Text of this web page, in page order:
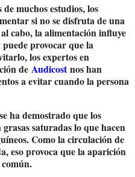
muchos estudios, los
si no se disfruta de una
cabo, la alimentación influye
provocar que la
los expertos en
de Audicost nos han
a evitar cuando la persona
ha demostrado que los
saturadas lo que hacen
Como la circulación de
eso provoca que la aparición